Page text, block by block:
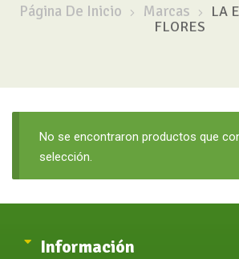
Página De Inicio Marcas
LA
FLORES
No se encontraron productos que
selección.
Información